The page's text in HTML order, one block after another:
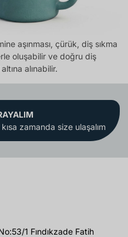
aşınması, çürük, diş sıkma
oluşabilir ve doğru diş
alınabilir.
kısa zamanda size ulaşalım
1 Fındıkzade Fatih